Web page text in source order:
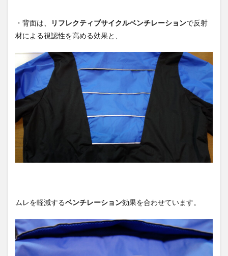
・背面は、 リフレクティブサイクルベンチレーションで反射
材による視認性を高める効果と、
ムレを軽減するベンチレーション効果を合わせています。